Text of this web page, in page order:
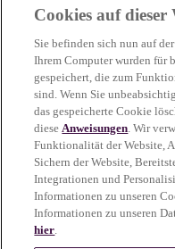
Cookies auf dieser
Sie befinden sich nun auf
Ihrem Computer wurden für
gespeichert, die zum
sind. Wenn Sie
das gespeicherte Cookie
dieseAnweisungen. Wir
Funktionalität der Website,
Sichern der Website,
Integrationen und
Informationen zu unseren
Informationen zu unseren
hier.